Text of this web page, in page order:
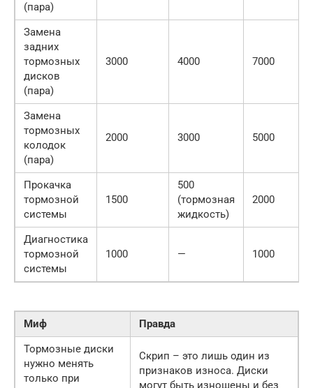
(пара)
Замена
задних
тормозных
дисков
(пара)
3000 4000 7000
Замена
тормозных
колодок
(пара)
2000 3000 5000
Прокачка
тормозной
системы
1500
500
(тормозная
жидкость)
2000
Диагностика
тормозной
системы
1000 — 1000
Миф
Правда
Тормозные диски
нужно менять
только при
Скрип – это лишь один из
признаков износа. Диски
могут быть изношены и без